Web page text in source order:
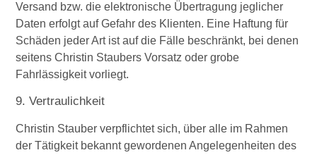
Versand bzw. die elektronische Übertragung jeglicher
Daten erfolgt auf Gefahr des Klienten. Eine Haftung für
Schäden jeder Art ist auf die Fälle beschränkt, bei denen
seitens Christin Staubers Vorsatz oder grobe
Fahrlässigkeit vorliegt.
9. Vertraulichkeit
Christin Stauber verpflichtet sich, über alle im Rahmen
der Tätigkeit bekannt gewordenen Angelegenheiten des